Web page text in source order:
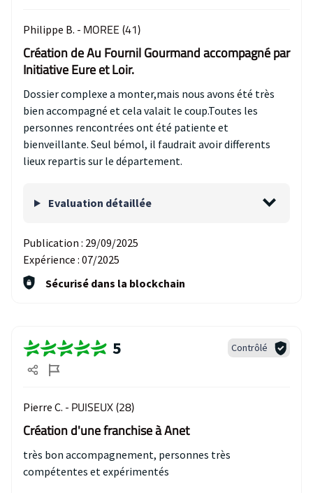
Philippe B. - MOREE (41)
Création de Au Fournil Gourmand accompagné par
Initiative Eure et Loir.
Dossier complexe a monter,mais nous avons été très
bien accompagné et cela valait le coup.Toutes les
personnes rencontrées ont été patiente et
bienveillante. Seul bémol, il faudrait avoir differents
lieux repartis sur le département.
Evaluation détaillée
Publication : 29/09/2025
Expérience : 07/2025
Sécurisé dans la blockchain
5 Contrôlé
Pierre C. - PUISEUX (28)
Création d'une franchise à Anet
très bon accompagnement, personnes très
compétentes et expérimentés